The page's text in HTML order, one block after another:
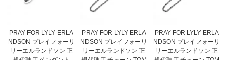
PRAY FOR LYLY ERLA
NDSON プレイフォーリ
リーエルランドソン 正
PRAY FOR LYLY ERLA
NDSON プレイフォーリ
リーエルランドソン 正
PRAY FOR LYLY ERLA
NDSON プレイフォーリ
リーエルランドソン 正